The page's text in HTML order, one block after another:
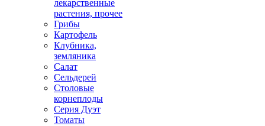
лекарственные
растения, прочее
Грибы
Картофель
Клубника,
земляника
Салат
Сельдерей
Столовые
корнеплоды
Серия Дуэт
Томаты